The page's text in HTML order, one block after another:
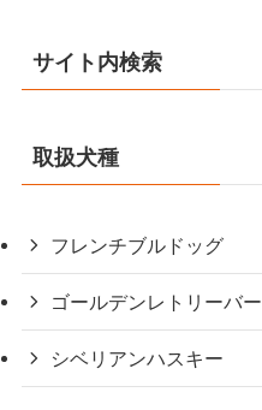
サイト内検索
取扱犬種
フレンチブルドッグ
ゴールデンレトリーバー
シベリアンハスキー